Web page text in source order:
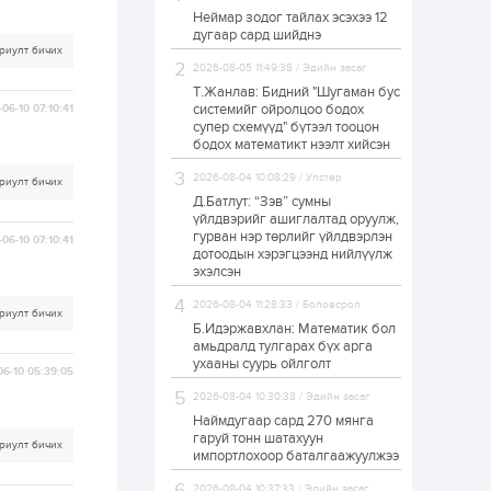
бичих
10 07:10:41
бичих
10 07:10:41
бичих
10 05:39:05
бичих
Н.Номтойбаяр:
Аймгуудад
тулгамдаж буй
асуудлуудыг долоо
хоног бүр Засгийн
газрын...
1 өдөр 0
УИХ-ын дарга
С.Бямбацогт төрийг
төлөөлөн Сутай
хайрхны тэнгэрийг
тахих төрийн
тахилгад оролцлоо
1 өдөр 2 0
“Хотын дарга сонсож
дугаарыг
наймдугаар сарын
1 өдөр 0
“Чингис хаан” олон
руу нийтийн тээврийн
автобус 24 цагаар
үйлчилж байна
1 өдөр 1 0
Неймар зодог тайлах эсэхээ 12
дугаар сард шийднэ
2026-08-05 11:49:38 / Эдийн засаг
Т.Жанлав: Бидний "Шугаман бус
системийг ойролцоо бодох
супер схемүүд" бүтээл тооцон
бодох математикт нээлт хийсэн
2026-08-04 10:08:29 / Улстөр
Д.Батлут: “Зэв” сумны
үйлдвэрийг ашиглалтад оруулж,
гурван нэр төрлийг үйлдвэрлэн
дотоодын хэрэгцээнд нийлүүлж
эхэлсэн
2026-08-04 11:28:33 / Боловсрол
Б.Идэржавхлан: Математик бол
амьдралд тулгарах бүх арга
ухааны суурь ойлголт
2026-08-04 10:30:38 / Эдийн засаг
Наймдугаар сард 270 мянга
гаруй тонн шатахуун
импортлохоор баталгаажуулжээ